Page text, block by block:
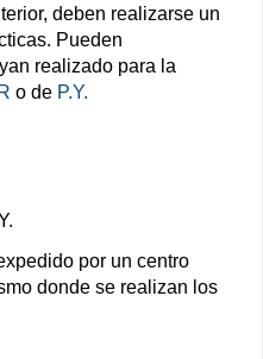
deben realizarse un
Pueden
realizado para la
o de P.Y.
por un centro
donde se realizan los